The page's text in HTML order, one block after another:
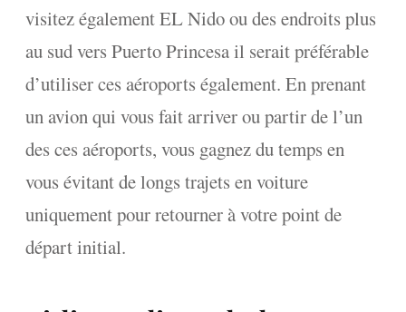
visitez également EL Nido ou des endroits plus
au sud vers Puerto Princesa il serait préférable
d’utiliser ces aéroports également. En prenant
un avion qui vous fait arriver ou partir de l’un
des ces aéroports, vous gagnez du temps en
vous évitant de longs trajets en voiture
uniquement pour retourner à votre point de
départ initial.